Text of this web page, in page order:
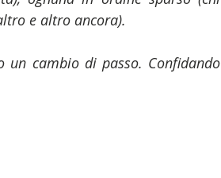
e altro ancora).
un cambio di passo. Confidando